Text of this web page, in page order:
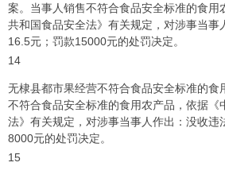
案。当事人销售不符合食品安全标准的食用
共和国食品安全法》有关规定，对涉事当事
16.5元；罚款15000元的处罚决定。
14
无棣县都市果经营不符合食品安全标准的食
不符合食品安全标准的食用农产品，依据《
法》有关规定，对涉事当事人作出：没收违
8000元的处罚决定。
15